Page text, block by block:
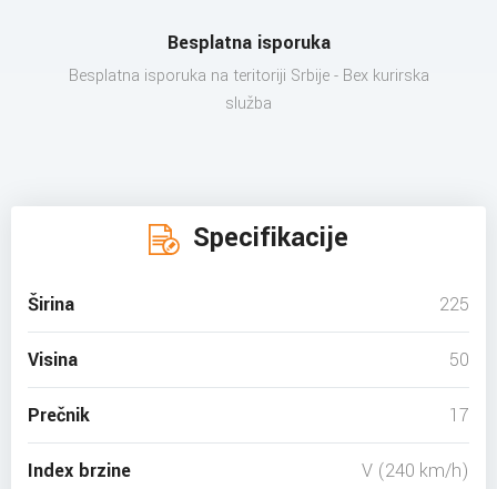
Besplatna isporuka
Besplatna isporuka na teritoriji Srbije - Bex kurirska
služba
Specifikacije
Širina 225
Visina 50
Prečnik 17
Index brzine V (240 km/h)